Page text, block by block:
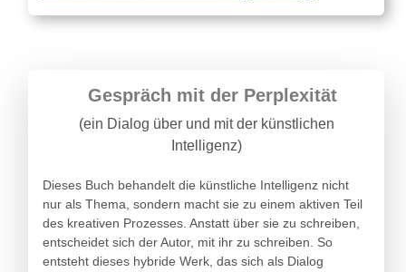
Gespräch mit der Perplexität
(ein Dialog über und mit der künstlichen
Intelligenz)
Dieses Buch behandelt die künstliche Intelligenz nicht
nur als Thema, sondern macht sie zu einem aktiven Teil
des kreativen Prozesses. Anstatt über sie zu schreiben,
entscheidet sich der Autor, mit ihr zu schreiben. So
entsteht dieses hybride Werk, das sich als Dialog